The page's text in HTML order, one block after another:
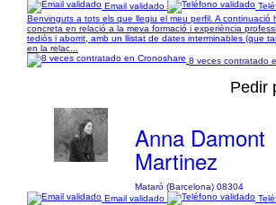
Email validado
Benvinguts a tots els que llegiu el meu perfil. A continuació
concreta en relació a la meva formació i experiència
tediòs i aborrit, amb un llistat de dates interminables (que
en la relac...
8 veces contratado
Pedir
Anna Damont
Martinez
Mataró (Barcelona) 08304
Email validado